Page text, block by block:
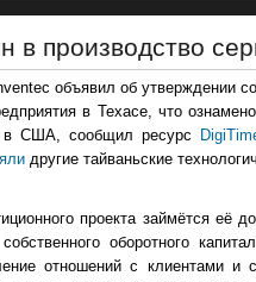
в производство
объявил об утверждении
в Техасе, что
в США, сообщил ресурс
другие тайваньские
проекта займётся
оборотного
отношений с клиентами и